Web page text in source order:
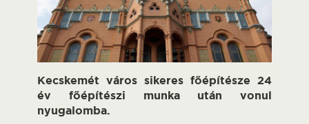
Kecskemét város sikeres főépítésze 24
év főépítészi munka után vonul
nyugalomba.